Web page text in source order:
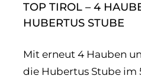
TOP TIROL – 4
HUBERTUS STUBE
Mit erneut 4 Hauben
die Hubertus Stube im